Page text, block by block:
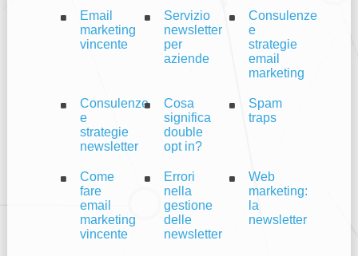
Email
marketing
vincente
Servizio
newsletter
per
aziende
Consulenze
e
strategie
email
marketing
Consulenze
e
strategie
newsletter
Cosa
significa
double
opt in?
Spam
traps
Come
fare
email
marketing
vincente
Errori
nella
gestione
delle
newsletter
Web
marketing:
la
newsletter